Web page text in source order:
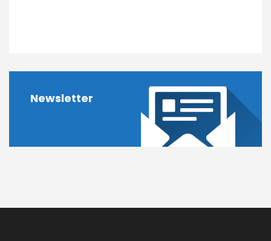
Newsletter